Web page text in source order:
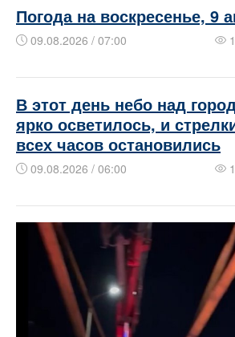
Погода на воскресенье, 9
09.08.2026 / 07:00
В этот день небо над
ярко осветилось, и
всех часов остановились
09.08.2026 / 06:00